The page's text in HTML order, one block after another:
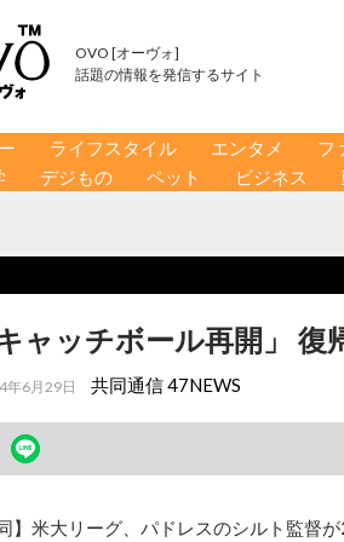
OVO [オーヴォ]
話題の情報を発信するサイト
ライフスタイル エンタメ フ
デジもの ペット ビジネス
ャッチボール再開」 復
年6月29日 共同通信 47NEWS
】米大リーグ、パドレスのシルト監